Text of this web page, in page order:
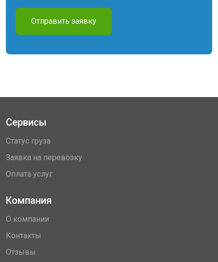
Отправить заявку
Сервисы
Статус груза
Заявка на перевозку
Оплата услуг
Компания
О компании
Контакты
Отзывы